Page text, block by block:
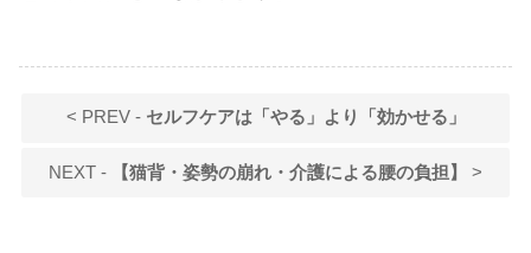
< PREV - セルフケアは「やる」より「効かせる」
NEXT - 【猫背・姿勢の崩れ・介護による腰の負担】 >